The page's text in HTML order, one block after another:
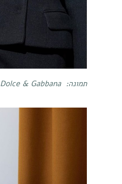
תמונה:Dolce & Gabbana